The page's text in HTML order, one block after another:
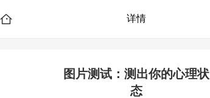
详情
图片测试：测出你的心理状
态